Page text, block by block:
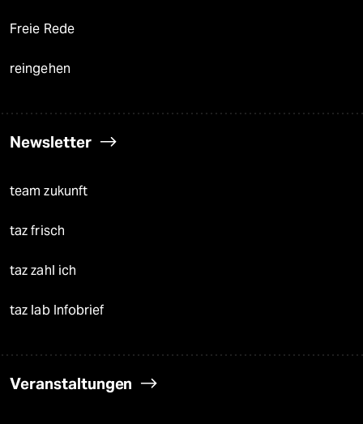
Freie Rede
reingehen
Newsletter
team zukunft
taz frisch
taz zahl ich
taz lab Infobrief
Veranstaltungen